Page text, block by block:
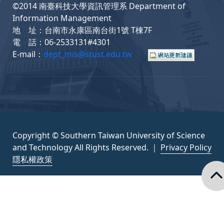
©2014 南臺科技大學資訊管理系 Department of
Information Management
地 址：台南市永康區南台街1號 T棟7F
電 話：06-2533131#4301
E-mail： dept_mis@stust.edu.tw
Copyright © Southern Taiwan University of Science
and Technology All Rights Reserved. ｜ Privacy Policy
隱私權政策